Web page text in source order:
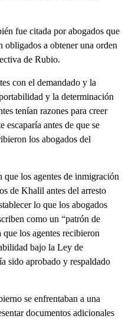
fue citada por abogados que
obligados a obtener una orden
de Rubio.
con el demandado y la
y la determinación
tenían razones para creer
escaparía antes de que se
los abogados del
los agentes de inmigración
de Khalil antes del arresto
lo que los abogados
como un “patrón de
los agentes recibieron
bajo la Ley de
sido aprobado y respaldado
se enfrentaban a una
documentos adicionales